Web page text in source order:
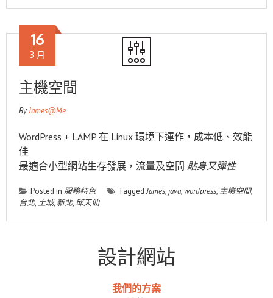
主機空間
16
3 月
ByJames@Me
WordPress + LAMP 在 Linux 環境下運作，成本低、效能
佳
最適合小型網站生存發展，流量及空間 貼身又彈性
Posted in 服務特色 TaggedJames,java,wordpress, 主機空間,
台北,土城, 新北,邱天仙
設計網站
我們的方案